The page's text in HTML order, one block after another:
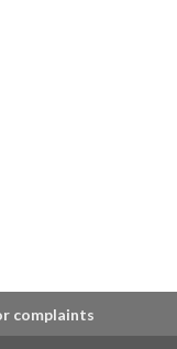
complaints